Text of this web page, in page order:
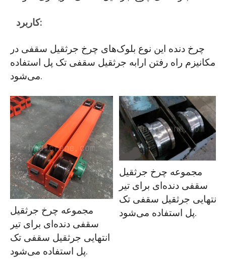
کاربرد:
چرخ دنده این نوع بلوک‌های چرخ جرثقیل سقفی در
مکانیزم راه رفتن ارابه جرثقیل سقفی تک پل استفاده
می‌شود.
مجموعه چرخ جرثقیل
سقفی دنده‌ای برای تیر
انتهایی جرثقیل سقفی تک
پل استفاده می‌شود.
مجموعه چرخ جرثقیل
سقفی دنده‌ای برای تیر
انتهایی جرثقیل سقفی تک
پل استفاده می‌شود.